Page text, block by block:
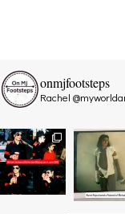
onmjfootsteps
Rachel